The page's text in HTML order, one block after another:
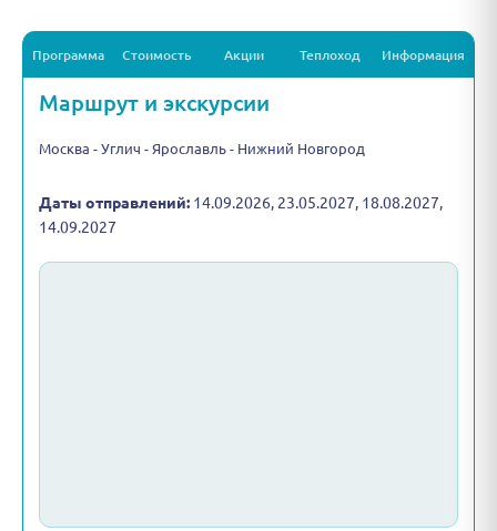
Программа Стоимость Акции Теплоход Информация
Маршрут и экскурсии
Москва - Углич - Ярославль - Нижний Новгород
Даты отправлений: 14.09.2026, 23.05.2027, 18.08.2027,
14.09.2027